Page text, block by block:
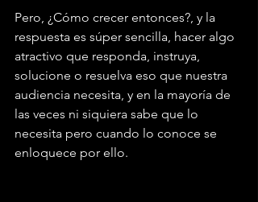
Pero, ¿Cómo crecer entonces?, y la
respuesta es súper sencilla, hacer algo
atractivo que responda, instruya,
solucione o resuelva eso que nuestra
audiencia necesita, y en la mayoría de
las veces ni siquiera sabe que lo
necesita pero cuando lo conoce se
enloquece por ello.